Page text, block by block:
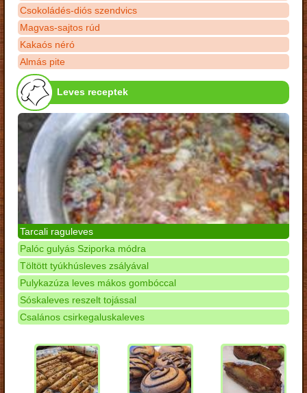
Csokoládés-diós szendvics
Magvas-sajtos rúd
Kakaós néró
Almás pite
Leves receptek
Tarcali raguleves
Palóc gulyás Sziporka módra
Töltött tyúkhúsleves zsályával
Pulykazúza leves mákos gombóccal
Sóskaleves reszelt tojással
Csalános csirkegaluskaleves